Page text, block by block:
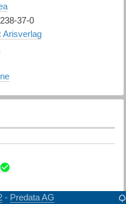
37-0
Arisverlag
- Predata AG